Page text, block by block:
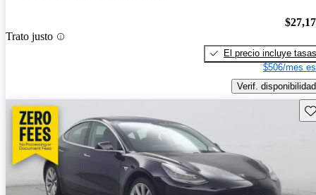
Trato justo
El precio incluye tasas
$506/mes
Verif. disponibilidad